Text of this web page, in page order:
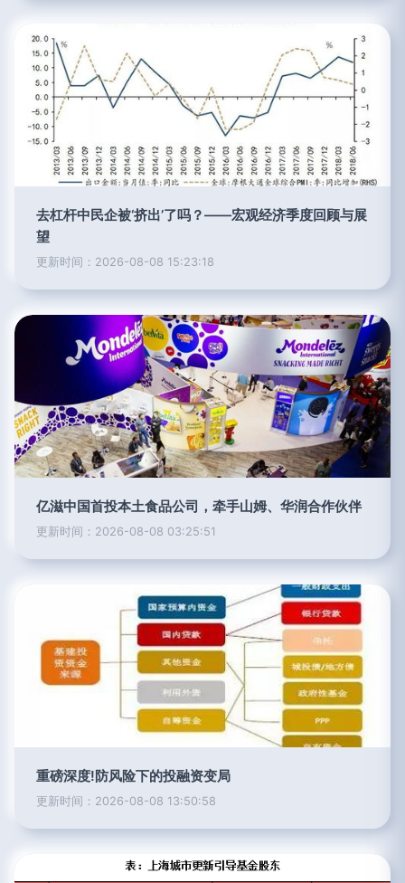
去杠杆中民企被‘挤出’了吗？——宏观经济季度回顾与展
望
更新时间：2026-08-08 15:23:18
亿滋中国首投本土食品公司，牵手山姆、华润合作伙伴
更新时间：2026-08-08 03:25:51
重磅深度!防风险下的投融资变局
更新时间：2026-08-08 13:50:58